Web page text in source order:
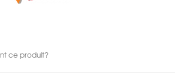
ce produit?